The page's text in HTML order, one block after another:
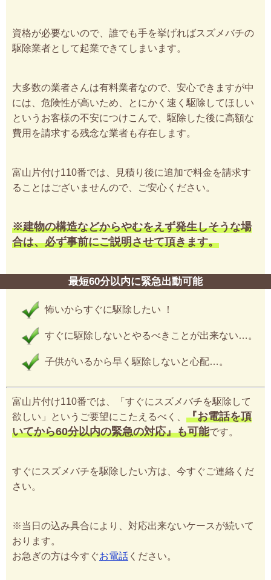
資格が必要ないので、誰でも手を挙げればスズメバチの
駆除業者として起業できてしまいます。
大多数の業者さんは有料業者なので、安心できますが中
には、危険性が高いため、とにかく速く駆除してほしい
というお客様の不安につけこんで、駆除した後に高額な
費用を請求する残念な業者も存在します。
富山片付け110番では、見積り後に追加で料金を請求す
ることはございませんので、ご安心ください。
※建物の構造などからやむをえず発生しそうな場
合は、必ず事前にご説明させて頂きます。
最短60分以内に緊急出動可能
怖いからすぐに駆除したい ！
すぐに駆除しないとやるべきことが出来ない…。
子供がいるから早く駆除しないと心配…。
富山片付け110番では、「すぐにスズメバチを駆除して
欲しい」というご要望にこたえるべく、 『お電話を頂
いてから60分以内の緊急の対応』も可能です。
すぐにスズメバチを駆除したい方は、今すぐご連絡くだ
さい。
※当日の込み具合により、対応出来ないケースが続いて
おります。
お急ぎの方は今すぐお電話 ください。